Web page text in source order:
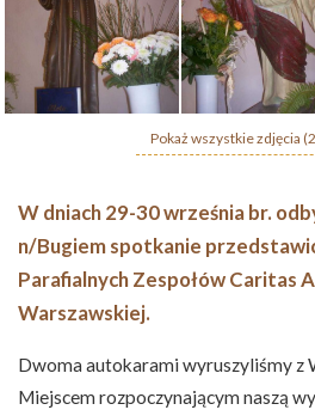
Pokaż wszystkie zdjęcia
W dniach 29-30 września br.
n/Bugiem spotkanie
Parafialnych Zespołów Caritas
Warszawskiej.
Dwoma autokarami wyruszyliśmy z
Miejscem rozpoczynającym naszą